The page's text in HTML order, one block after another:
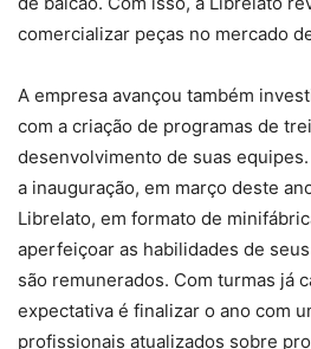
comercializar peças no mercado
A empresa avançou também
com a criação de programas de
desenvolvimento de suas
a inauguração, em março deste
Librelato, em formato de
aperfeiçoar as habilidades de
são remunerados. Com turmas já
expectativa é finalizar o ano com
profissionais atualizados sobre